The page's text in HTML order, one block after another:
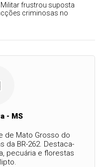
frustrou suposta
criminosas no
- MS
de Mato Grosso do
da BR-262. Destaca-
pecuária e florestas